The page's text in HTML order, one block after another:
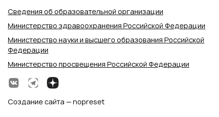
Сведения об образовательной организации
Министерство здравоохранения Российской Федерации
Министерство науки и высшего образования Российской
Федерации
Министерство просвещения Российской Федерации
Создание сайта — nopreset